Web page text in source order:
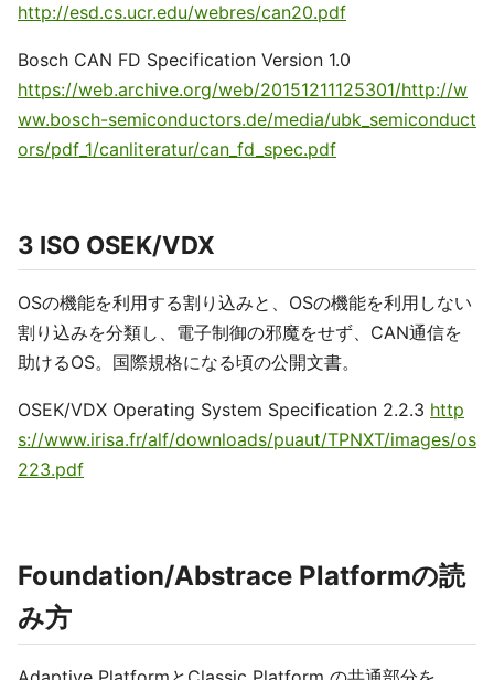
http://esd.cs.ucr.edu/webres/can20.pdf
Bosch CAN FD Specification Version 1.0
https://web.archive.org/web/20151211125301/http://w
ww.bosch-semiconductors.de/media/ubk_semiconduct
ors/pdf_1/canliteratur/can_fd_spec.pdf
3 ISO OSEK/VDX
OSの機能を利用する割り込みと、OSの機能を利用しない
割り込みを分類し、電子制御の邪魔をせず、CAN通信を
助けるOS。国際規格になる頃の公開文書。
OSEK/VDX Operating System Specification 2.2.3 http
s://www.irisa.fr/alf/downloads/puaut/TPNXT/images/os
223.pdf
Foundation/Abstrace Platformの読
み方